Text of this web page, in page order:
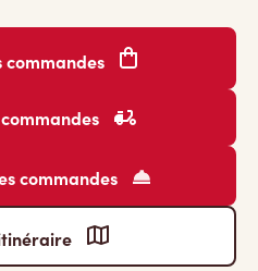
commandes
commandes